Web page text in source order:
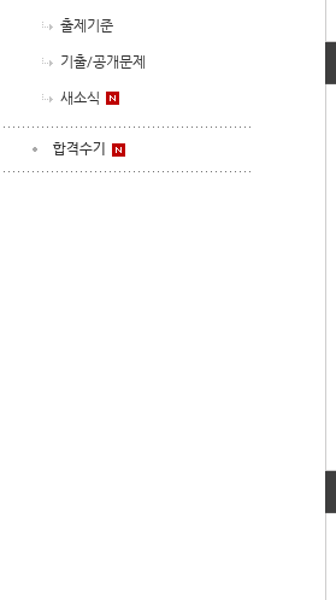
출제기준
기출/공개문제
새소식
합격수기